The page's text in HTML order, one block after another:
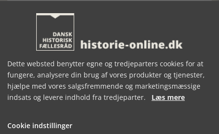
forskningsindsats, som har resulteret i et flot og
gerne vil være klogere på ikke bare kongemagtens, men
indirekte også hele det danske samfunds udvikling fra
vikingetid til enevælde.
[Historie-online.dk, den 27. marts 2024]
Dette websted benytter egne og tredjeparters cookies for at
fungere, analysere din brug af vores produkter og tjenester,
hjælpe med vores salgsfremmende og marketingsmæssige
indsats og levere indhold fra tredjeparter. Læs mere
Cookie indstillinger